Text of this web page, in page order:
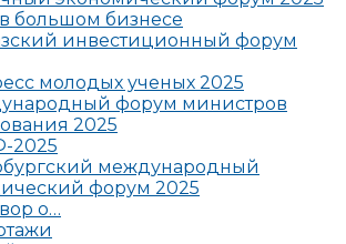
большом бизнесе
инвестиционный форум
молодых ученых 2025
форум министров
2025
2025
международный
форум 2025
о…